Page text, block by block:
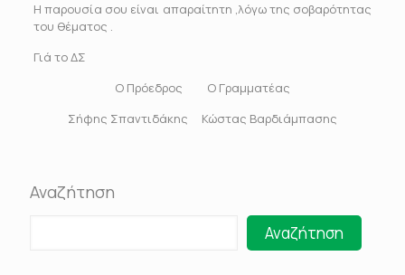
Η παρουσία σου είναι απαραίτητη ,λόγω της σοβαρότητας
του θέματος .
Γιά το ΔΣ
Ο Πρόεδρος Ο Γραμματέας
Σήφης Σπαντιδάκης Κώστας Βαρδιάμπασης
Αναζήτηση
Αναζήτηση